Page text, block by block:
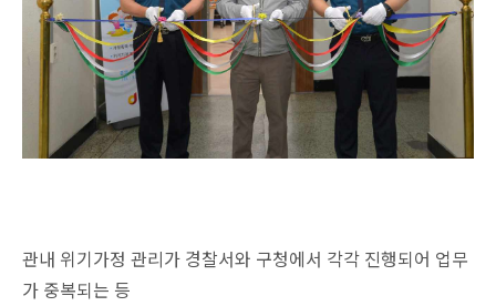
관내 위기가정 관리가 경찰서와 구청에서 각각 진행되어 업무
가 중복되는 등